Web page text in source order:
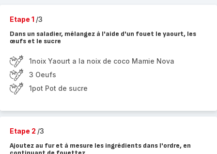
Etape 1 /3
Dans un saladier, mélangez à l'aide d'un fouet le yaourt, les
œufs et le sucre
1noix Yaourt a la noix de coco Mamie Nova
3 Oeufs
1pot Pot de sucre
Etape 2 /3
Ajoutez au fur et à mesure les ingrédients dans l'ordre, en